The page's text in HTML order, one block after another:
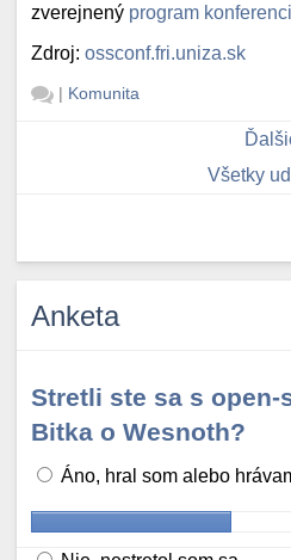
zverejnený program
Zdroj:ossconf.fri.uniza.sk
| Komunita
Všetky
Anketa
Stretli ste sa s
Bitka o Wesnoth?
Áno, hral som alebo